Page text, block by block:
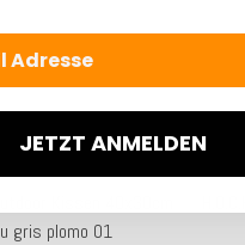
Kissen 40x30cm
gris plomo 01
JETZT ANMELDEN